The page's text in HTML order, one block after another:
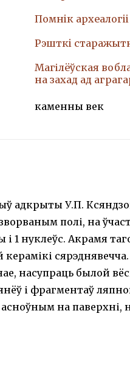
Помнiк археалогii
Рэшткi
Магілёўская
на захад ад
каменны век
У.П.
полі, на
1 нуклеўс. Акрамя
насупраць былой
і фрагментаў
на паверхні,